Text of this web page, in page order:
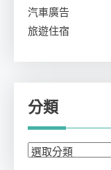
汽車廣告
旅遊住宿
分類
分